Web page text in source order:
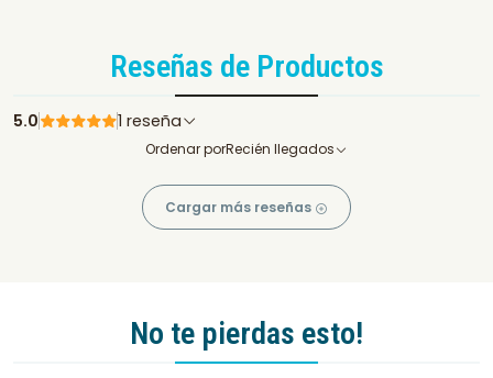
Reseñas de Productos
5.0 1 reseña
Ordenar porRecién llegados
Cargar más reseñas
No te pierdas esto!